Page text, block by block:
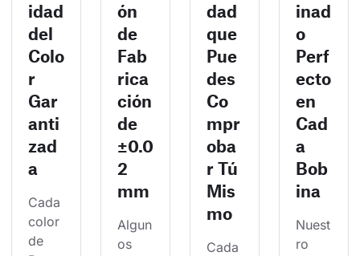
idad
del
Colo
r
Gar
anti
zad
a
Cada
color
de
ón
de
Fab
rica
ción
de
±0.0
2
mm
Algun
os
dad
que
Pue
des
Co
mpr
oba
r Tú
Mis
mo
Cada
inad
o
Perf
ecto
en
Cad
a
Bob
ina
Nuest
ro